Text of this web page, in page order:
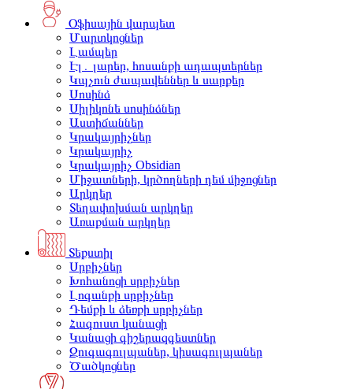
Օֆիսային վարպետ
Մարտկոցներ
Լամպեր
Էլ․ լարեր, հոսանքի ադապտերներ
Կպչուն ժապավեններ և սարքեր
Սոսինձ
Սիլիկոնե սոսինձներ
Աստիճաններ
Կրակայրիչներ
Կրակայրիչ
Կրակայրիչ Obsidian
Միջատների, կրծողների դեմ միջոցներ
Արկղեր
Տեղափոխման արկղեր
Առաքման արկղեր
Տեքստիլ
Սրբիչներ
Խոհանոցի սրբիչներ
Լոգանքի սրբիչներ
Դեմքի և ձեռքի սրբիչներ
Հագուստ կանացի
Կանացի գիշերազգեստներ
Զուգագուլպաներ, կիսագուլպաներ
Ծածկոցներ